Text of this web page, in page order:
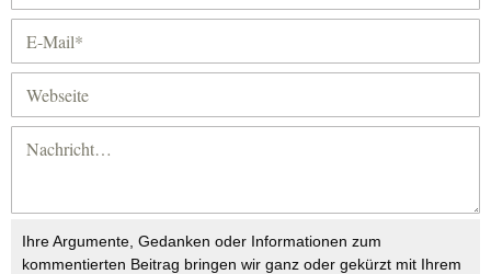
Ihre Argumente, Gedanken oder Informationen zum
kommentierten Beitrag bringen wir ganz oder gekürzt mit Ihrem